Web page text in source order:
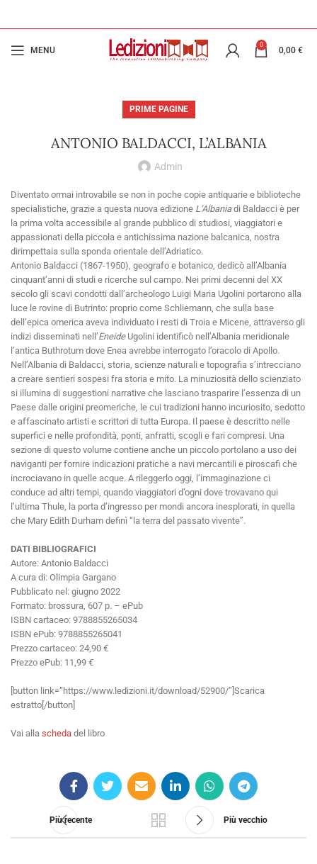
MENU
0
0,00 €
PRIME PAGINE
ANTONIO BALDACCI, L’ALBANIA
Admin
Diventato ormai introvabile se non in poche copie antiquarie e biblioteche
specialistiche, grazie a questa nuova edizione L’Albaniadi Baldacci è per
la prima volta accessibile al grande pubblico di studiosi, viaggiatori e
appassionati della piccola e antichissima nazione balcanica, nostra
dirimpettaia sulla sponda orientale dell’Adriatico.
Antonio Baldacci (1867-1950), geografo e botanico, dedicò all’Albania
cinquant’anni di studi e ricerche sul campo. Nei primi decenni del XX
secolo gli scavi condotti dall’archeologo Luigi Maria Ugolini portarono alla
luce le rovine di Butrinto: proprio come Schliemann, che sulla base
dell’epica omerica aveva individuato i resti di Troia e Micene, attraverso gli
indizi disseminati nell’EneideUgolini identificò nell’Albania meridionale
l’antica Buthrotum dove Enea avrebbe interrogato l’oracolo di Apollo.
Nell’Albania di Baldacci, storia, scienze naturali e topografia s’intrecciano
a creare sentieri sospesi fra storia e mito. La minuziosità dello scienziato
si illumina di suggestioni narrative che lasciano trasparire l’essenza di un
Paese dalle origini preomeriche, le cui tradizioni hanno incuriosito, sedotto
e affascinato artisti e scrittori di tutta Europa. Il paese è descritto nelle
superfici e nelle profondità, ponti, anfratti, scogli e fari compresi. Una
sezione di questo volume contiene anche un piccolo portolano a uso dei
naviganti per fornire indicazioni pratiche a navi mercantili e piroscafi che
incrociavano in quelle acque. A rileggerlo oggi, l’immaginazione ci
conduce ad altri tempi, quando viaggiatori d’ogni dove trovavano qui
l’ultima Thule, la porta d’ingresso per mondi ancora inesplorati, in quella
che Mary Edith Durham definì “la terra del passato vivente”.
DATI BIBLIOGRAFICI
Autore: Antonio Baldacci
A cura di: Olimpia Gargano
Pubblicato nel: giugno 2022
Formato: brossura, 607 p. – ePub
ISBN cartaceo: 9788855265034
ISBN ePub: 9788855265041
Prezzo cartaceo: 24,90 €
Prezzo ePub: 11,99 €
[button link=”https://www.ledizioni.it/download/52900/”]Scarica
estratto[/button]
Vai alla scheda del libro
Più recente Più vecchio